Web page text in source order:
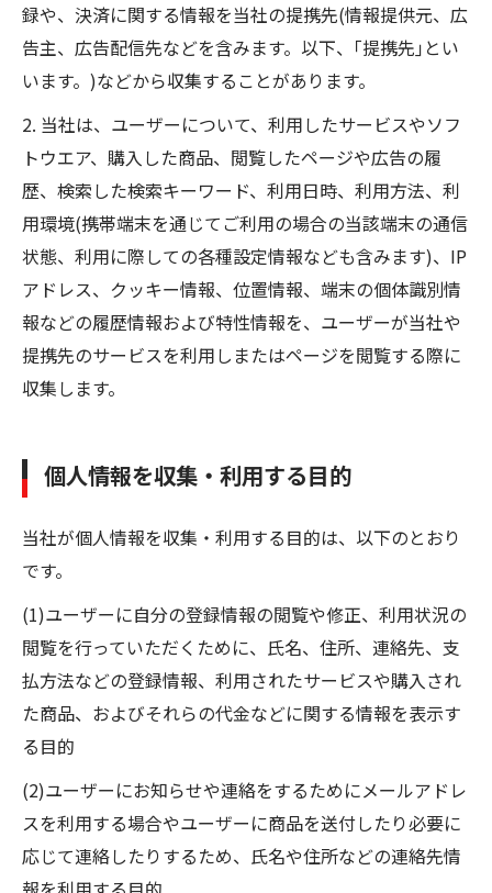
録や、決済に関する情報を当社の提携先(情報提供元、広
告主、広告配信先などを含みます。以下、｢提携先｣とい
います。)などから収集することがあります。
2. 当社は、ユーザーについて、利用したサービスやソフ
トウエア、購入した商品、閲覧したページや広告の履
歴、検索した検索キーワード、利用日時、利用方法、利
用環境(携帯端末を通じてご利用の場合の当該端末の通信
状態、利用に際しての各種設定情報なども含みます)、IP
アドレス、クッキー情報、位置情報、端末の個体識別情
報などの履歴情報および特性情報を、ユーザーが当社や
提携先のサービスを利用しまたはページを閲覧する際に
収集します。
個人情報を収集・利用する目的
当社が個人情報を収集・利用する目的は、以下のとおり
です。
(1)ユーザーに自分の登録情報の閲覧や修正、利用状況の
閲覧を行っていただくために、氏名、住所、連絡先、支
払方法などの登録情報、利用されたサービスや購入され
た商品、およびそれらの代金などに関する情報を表示す
る目的
(2)ユーザーにお知らせや連絡をするためにメールアドレ
スを利用する場合やユーザーに商品を送付したり必要に
応じて連絡したりするため、氏名や住所などの連絡先情